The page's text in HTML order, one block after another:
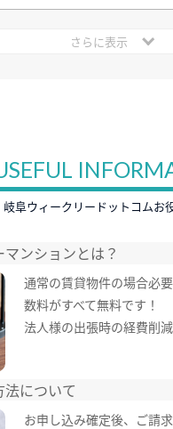
さらに表示
岐阜ウィークリードットコムお
ンションとは？
通常の賃貸物件の場合必
数料がすべて無料です！
法人様の出張時の経費削
について
お申し込み確定後、ご請